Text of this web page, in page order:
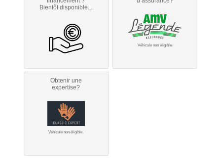
Bientôt disponible...
Véhicule non éligible.
Obtenir une
expertise?
Véhicule non éligible.